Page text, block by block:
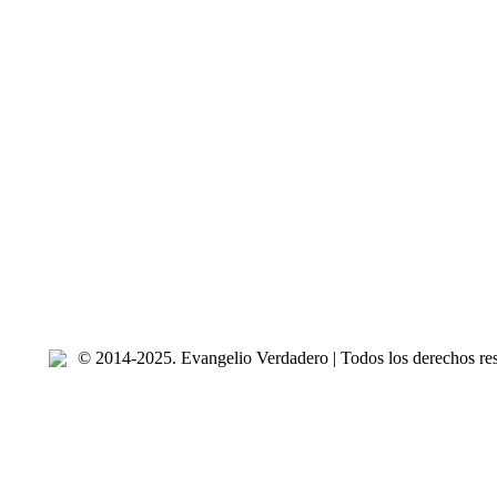
© 2014-2025. Evangelio Verdadero | Todos los derechos